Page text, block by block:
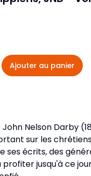
Ajouter au panier
Nelson Darby
sur les
ses écrits, des
jusqu'à ce